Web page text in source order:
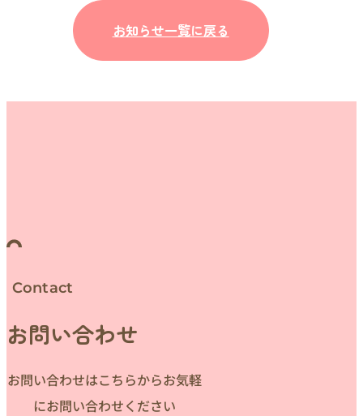
お知らせ一覧に戻る
Contact
お問い合わせ
お問い合わせはこちらからお気軽
にお問い合わせください